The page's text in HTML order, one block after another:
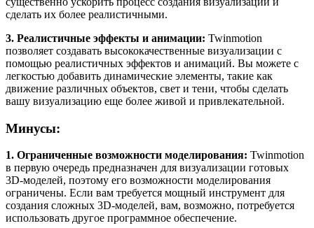
сделать их более реалистичными.
3. Реалистичные эффекты и анимации: Twinmotion
позволяет создавать высококачественные визуализации с
помощью реалистичных эффектов и анимаций. Вы можете с
легкостью добавить динамические элементы, такие как
движение различных объектов, свет и тени, чтобы сделать
вашу визуализацию еще более живой и привлекательной.
Минусы:
1. Ограниченные возможности моделирования: Twinmotion
в первую очередь предназначен для визуализации готовых
3D-моделей, поэтому его возможности моделирования
ограничены. Если вам требуется мощный инструмент для
создания сложных 3D-моделей, вам, возможно, потребуется
использовать другое программное обеспечение.